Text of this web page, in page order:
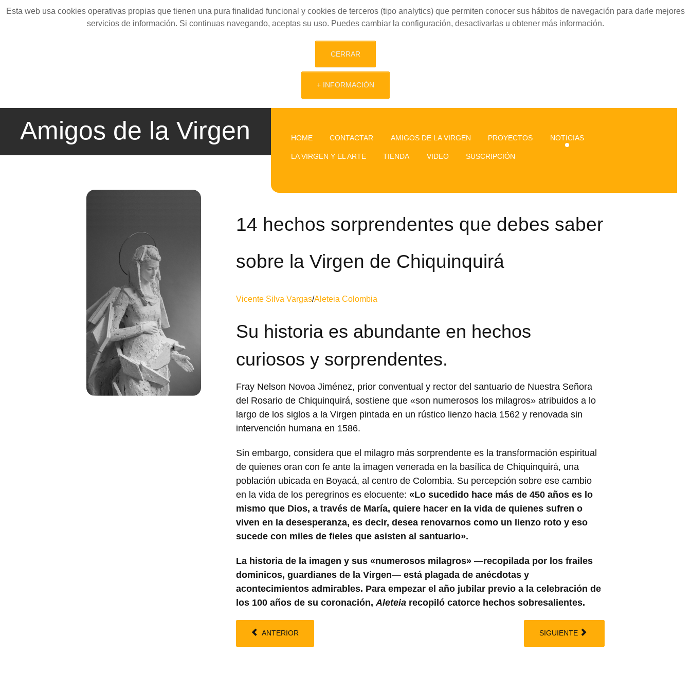
Esta web usa cookies operativas propias que tienen una pura finalidad funcional y cookies de terceros (tipo analytics) que permiten conocer sus hábitos de navegación para darle mejores
servicios de información. Si continuas navegando, aceptas su uso. Puedes cambiar la configuración, desactivarlas u obtener más información.
CERRAR
+ INFORMACIÓN
Amigos de la Virgen HOME CONTACTAR AMIGOS DE LA VIRGEN PROYECTOS NOTICIAS
LA VIRGEN Y EL ARTE TIENDA VIDEO SUSCRIPCIÓN
14 hechos sorprendentes que debes saber
sobre la Virgen de Chiquinquirá
Vicente Silva Vargas/Aleteia Colombia
Su historia es abundante en hechos
curiosos y sorprendentes.
Fray Nelson Novoa Jiménez, prior conventual y rector del santuario de Nuestra Señora
del Rosario de Chiquinquirá, sostiene que «son numerosos los milagros» atribuidos a lo
largo de los siglos a la Virgen pintada en un rústico lienzo hacia 1562 y renovada sin
intervención humana en 1586.
Sin embargo, considera que el milagro más sorprendente es la transformación espiritual
de quienes oran con fe ante la imagen venerada en la basílica de Chiquinquirá, una
población ubicada en Boyacá, al centro de Colombia. Su percepción sobre ese cambio
en la vida de los peregrinos es elocuente: «Lo sucedido hace más de 450 años es lo
mismo que Dios, a través de María, quiere hacer en la vida de quienes sufren o
viven en la desesperanza, es decir, desea renovarnos como un lienzo roto y eso
sucede con miles de fieles que asisten al santuario».
La historia de la imagen y sus «numerosos milagros» ―recopilada por los frailes
dominicos, guardianes de la Virgen― está plagada de anécdotas y
acontecimientos admirables. Para empezar el año jubilar previo a la celebración de
los 100 años de su coronación, Aleteiarecopiló catorce hechos sobresalientes.
ANTERIOR SIGUIENTE